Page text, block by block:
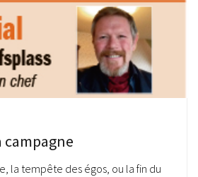
campagne
la tempête des égos, ou la fin du